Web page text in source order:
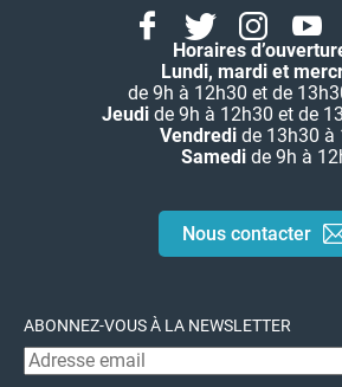
FacebookTwitterInstagram
Horaires
Lundi, mardi et
de 9h à 12h30 et de
Jeudi de 9h à 12h30 et de
Vendredide 13h30 à
Samedi de 9h à
Nous contacter
ABONNEZ-VOUS À LA NEWSLETTER